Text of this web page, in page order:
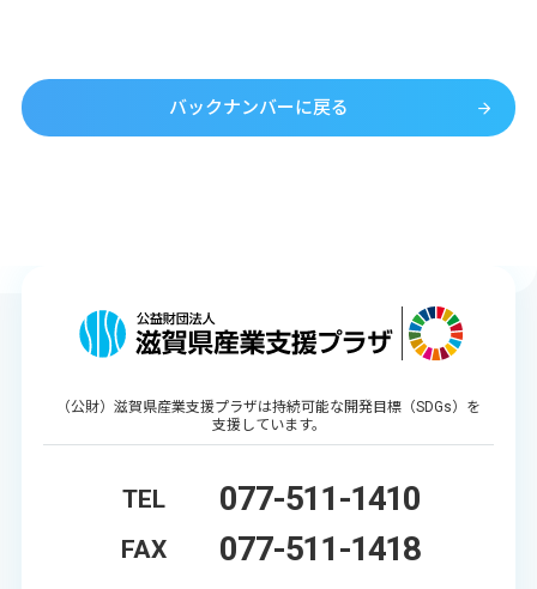
バックナンバーに戻る
（公財）滋賀県産業支援プラザは持続可能な開発目標（SDGs）を
支援しています。
TEL 077-511-1410
FAX 077-511-1418